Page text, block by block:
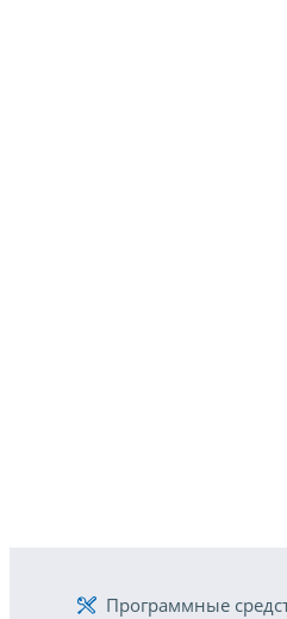
Программные